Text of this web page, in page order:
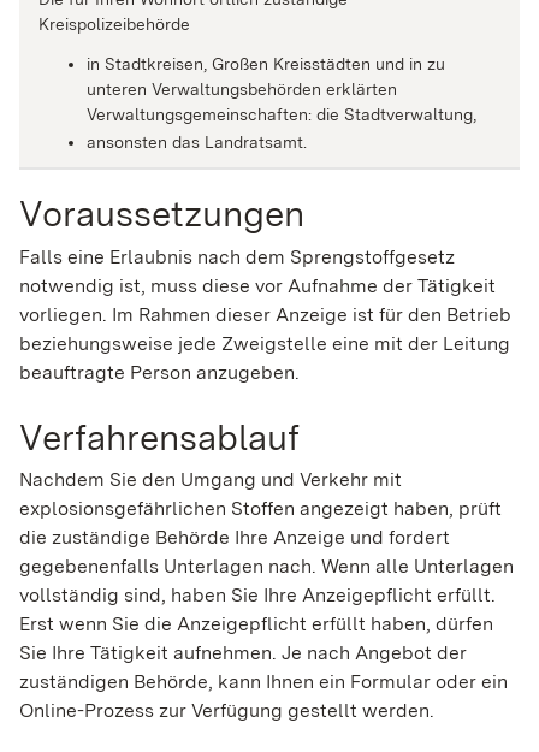
Kreispolizeibehörde
in Stadtkreisen, Großen Kreisstädten und in zu
unteren Verwaltungsbehörden erklärten
Verwaltungsgemeinschaften: die Stadtverwaltung,
ansonsten das Landratsamt.
Voraussetzungen
Falls eine Erlaubnis nach dem Sprengstoffgesetz
notwendig ist, muss diese vor Aufnahme der Tätigkeit
vorliegen. Im Rahmen dieser Anzeige ist für den Betrieb
beziehungsweise jede Zweigstelle eine mit der Leitung
beauftragte Person anzugeben.
Verfahrensablauf
Nachdem Sie den Umgang und Verkehr mit
explosionsgefährlichen Stoffen angezeigt haben, prüft
die zuständige Behörde Ihre Anzeige und fordert
gegebenenfalls Unterlagen nach. Wenn alle Unterlagen
vollständig sind, haben Sie Ihre Anzeigepflicht erfüllt.
Erst wenn Sie die Anzeigepflicht erfüllt haben, dürfen
Sie Ihre Tätigkeit aufnehmen. Je nach Angebot der
zuständigen Behörde, kann Ihnen ein Formular oder ein
Online-Prozess zur Verfügung gestellt werden.